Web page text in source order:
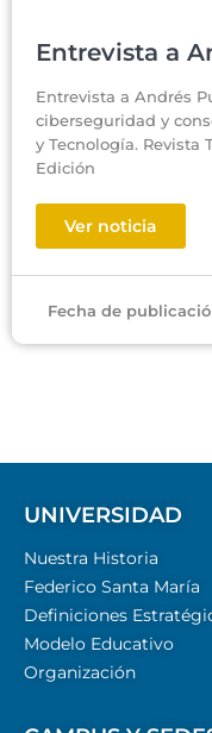
Entrevista a
Entrevista a Andrés
ciberseguridad y
y Tecnología. Revista
Edición
Ver noticia
Fecha de
UNIVERSIDAD
Nuestra Historia
Federico Santa María
Definiciones
Modelo Educativo
Organización